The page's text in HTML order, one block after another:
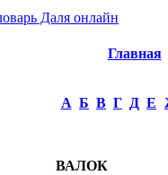
Главная
А Б В Г Д Е
ВАЛОК